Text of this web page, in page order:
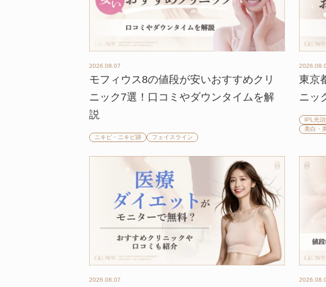
2026.08.07
モフィウス8の値段が安いおすすめクリ
ニック7選！口コミやダウンタイムを解
説
ニキビ・ニキビ跡 フェイスライン
東京
ニッ
IPL光
美白・
2026.08.07